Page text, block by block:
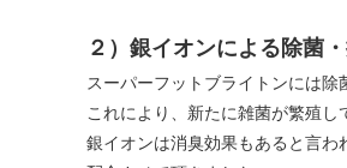
２）銀イオンによる除菌
スーパーフットブライトンには除
これにより、新たに雑菌が繁殖し
銀イオンは消臭効果もあると言わ